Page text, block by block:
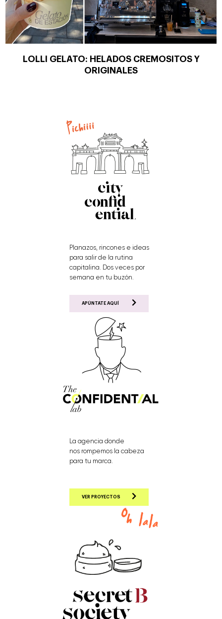
LOLLI GELATO: HELADOS CREMOSITOS Y
ORIGINALES
Planazos, rincones e ideas
para salir de la rutina
capitalina. Dos veces por
semana en tu buzón.
APÚNTATE AQUÍ
La agencia donde
nos rompemos la cabeza
para tu marca.
VER PROYECTOS